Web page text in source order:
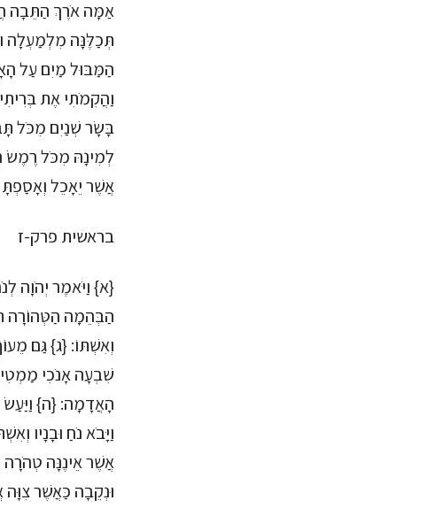
אַמָּה אֹרֶךְ הַתֵּבָה
תְּכַלֶּנָּה מִלְמַעְלָה
הַמַּבּוּל מַיִם עַל
וַהֲקִמֹתִי אֶת
בָּשָׂר שְׁנַיִם מִכֹּל
לְמִינָהּ מִכֹּל רֶמֶשׂ
אֲשֶׁר יֵאָכֵל וְאָסַפְתָּ
בראשית פרק-ז
{א} וַיֹּאמֶר יְהֹוָה
הַבְּהֵמָה הַטְּהוֹרָה
וְאִשְׁתּוֹ: {ג} גַּם
שִׁבְעָה אָנֹכִי
הָאֲדָמָה: {ה} וַיַּעַשׂ
וַיָּבֹא נֹחַ וּבָנָיו
אֲשֶׁר אֵינֶנָּה
וּנְקֵבָה כַּאֲשֶׁר צִוָּה